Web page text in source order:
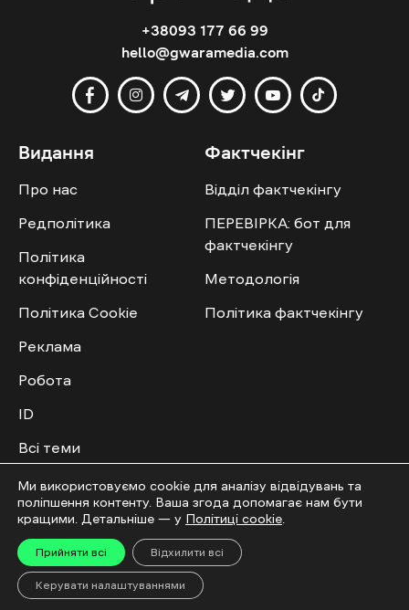
+38093 177 66 99
hello@gwaramedia.com
Видання
Про нас
Редполітика
Політика
конфіденційності
Політика Cookie
Реклама
Робота
ID
Всі теми
Публічний договір
Фактчекінг
Відділ фактчекінгу
ПЕРЕВІРКА: бот для
фактчекінгу
Методологія
Політика фактчекінгу
Мультимедіа
Відео
Фото
Спільнота
Приєднатись
Ми використовуємо cookie для аналізу відвідувань та
поліпшення контенту. Ваша згода допомагає нам бути
кращими. Детальніше — у Політиці cookie
Прийняти всі Відхилити всі
Керувати налаштуваннями